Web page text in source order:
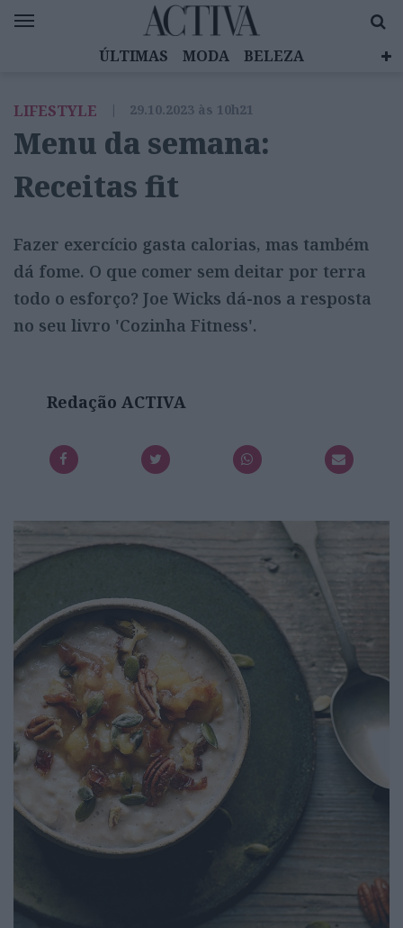
ÚLTIMAS MODA
BELEZA
EMOÇÕES
MULHERES INSPIRADORAS
DIZ QUEM SABE
ACTIVA BRAND STUDIO
LIFESTYLE | 29.10.2023 às 10h21
Menu da semana:
Receitas fit
Fazer exercício gasta calorias, mas também
dá fome. O que comer sem deitar por terra
todo o esforço? Joe Wicks dá-nos a resposta
no seu livro 'Cozinha Fitness'.
Redação ACTIVA